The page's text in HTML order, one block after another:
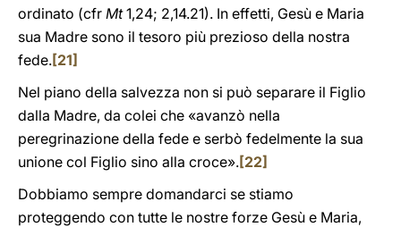
ordinato (cfr Mt1,24; 2,14.21). In effetti, Gesù e Maria
sua Madre sono il tesoro più prezioso della nostra
fede.[21]
Nel piano della salvezza non si può separare il Figlio
dalla Madre, da colei che «avanzò nella
peregrinazione della fede e serbò fedelmente la sua
unione col Figlio sino alla croce».[22]
Dobbiamo sempre domandarci se stiamo
proteggendo con tutte le nostre forze Gesù e Maria,